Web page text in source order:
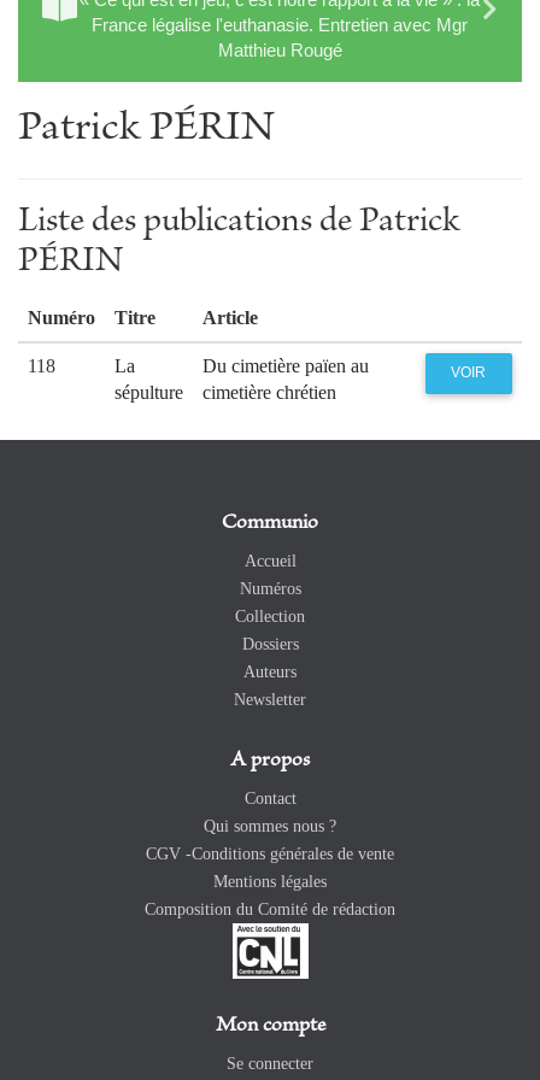
France légalise l'euthanasie. Entretien avec Mgr
Matthieu Rougé
Patrick PÉRIN
Liste des publications de Patrick
PÉRIN
Numéro Titre Article
118
La
sépulture
Du cimetière païen au
cimetière chrétien
VOIR
Communio
Accueil
Numéros
Collection
Dossiers
Auteurs
Newsletter
A propos
Contact
Qui sommes nous ?
CGV -Conditions générales de vente
Mentions légales
Composition du Comité de rédaction
Mon compte
Se connecter